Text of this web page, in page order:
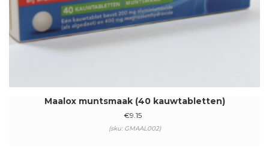
Maalox muntsmaak (40 kauwtabletten)
€9.15
(sku: GMAAL002)